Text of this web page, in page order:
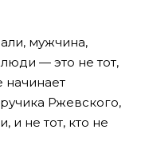
мужчина,
— это не тот,
начинает
Ржевского,
и не тот, кто не